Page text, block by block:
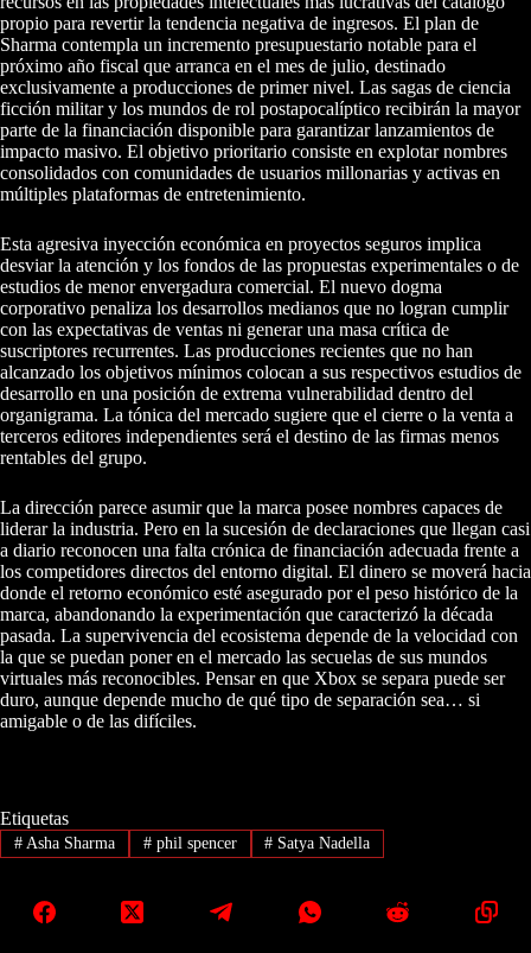
propio para revertir la tendencia negativa de ingresos. El plan de
Sharma contempla un incremento presupuestario notable para el
próximo año fiscal que arranca en el mes de julio, destinado
exclusivamente a producciones de primer nivel. Las sagas de ciencia
ficción militar y los mundos de rol postapocalíptico recibirán la mayor
parte de la financiación disponible para garantizar lanzamientos de
impacto masivo. El objetivo prioritario consiste en explotar nombres
consolidados con comunidades de usuarios millonarias y activas en
múltiples plataformas de entretenimiento.
Esta agresiva inyección económica en proyectos seguros implica
desviar la atención y los fondos de las propuestas experimentales o de
estudios de menor envergadura comercial. El nuevo dogma
corporativo penaliza los desarrollos medianos que no logran cumplir
con las expectativas de ventas ni generar una masa crítica de
suscriptores recurrentes. Las producciones recientes que no han
alcanzado los objetivos mínimos colocan a sus respectivos estudios de
desarrollo en una posición de extrema vulnerabilidad dentro del
organigrama. La tónica del mercado sugiere que el cierre o la venta a
terceros editores independientes será el destino de las firmas menos
rentables del grupo.
La dirección parece asumir que la marca posee nombres capaces de
liderar la industria. Pero en la sucesión de declaraciones que llegan casi
a diario reconocen una falta crónica de financiación adecuada frente a
los competidores directos del entorno digital. El dinero se moverá hacia
donde el retorno económico esté asegurado por el peso histórico de la
marca, abandonando la experimentación que caracterizó la década
pasada. La supervivencia del ecosistema depende de la velocidad con
la que se puedan poner en el mercado las secuelas de sus mundos
virtuales más reconocibles. Pensar en que Xbox se separa puede ser
duro, aunque depende mucho de qué tipo de separación sea… si
amigable o de las difíciles.
Etiquetas
#Asha Sharma #phil spencer # Satya Nadella